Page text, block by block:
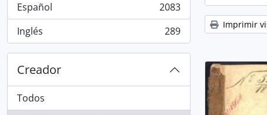
Español
, 2083 resultados
2083
Inglés
, 289 resultados 289
Creador
Todos
Imprimir